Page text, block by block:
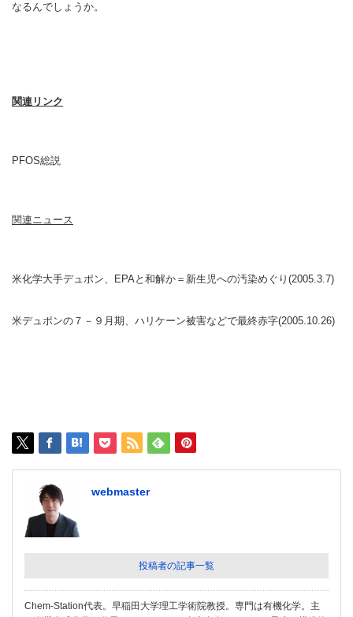
なるんでしょうか。
関連リンク
PFOS総説
関連ニュース
米化学大手デュポン、EPAと和解か＝新生児への汚染めぐり(2005.3.7)
米デュポンの７－９月期、ハリケーン被害などで最終赤字(2005.10.26)
webmaster
投稿者の記事一覧
Chem-Station代表。早稲田大学理工学術院教授。専門は有機化学。主